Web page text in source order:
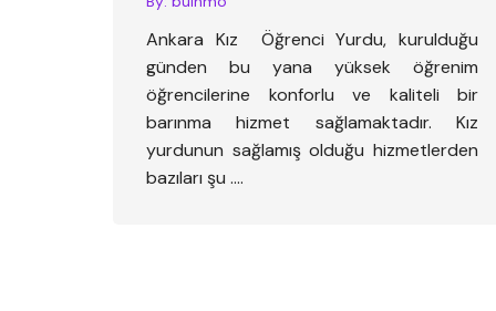
Ankara Kız Öğrenci Yurdu, kurulduğu
günden bu yana yüksek öğrenim
öğrencilerine konforlu ve kaliteli bir
barınma hizmet sağlamaktadır. Kız
yurdunun sağlamış olduğu hizmetlerden
bazıları şu ….